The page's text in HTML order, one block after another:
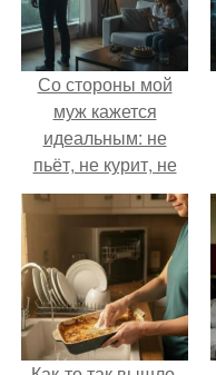
Со стороны мой
муж кажется
идеальным: не
пьёт, не курит, не
даёт поводов для
ревности, с
ребёнком
справляется
отлично, да и
готовит лучше
многих.